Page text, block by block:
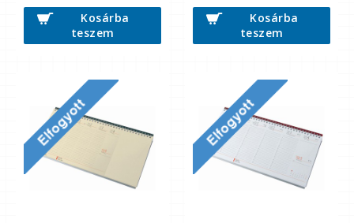
Kosárba
teszem
Kosárba
teszem